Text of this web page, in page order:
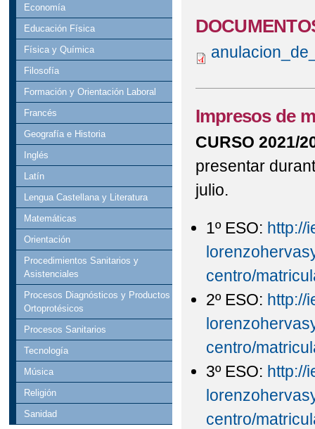
Economía
Educación Física
Física y Química
Filosofía
Formación y Orientación Laboral
Francés
Geografía e Historia
Inglés
Latín
Lengua Castellana y Literatura
Matemáticas
Orientación
Procedimientos Sanitarios y
Asistenciales
Procesos Diagnósticos y Productos
Ortoprotésicos
Procesos Sanitarios
Tecnología
Música
Religión
Sanidad
Impresos de
CURSO 2021/
presentar
julio.
1º ESO: http://
centro/
2º ESO: http://
centro/
3º ESO: http://
centro/